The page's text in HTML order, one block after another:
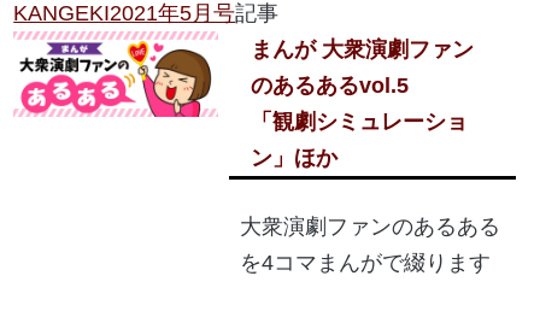
KANGEKI2021年5月号記事
まんが 大衆演劇ファン
のあるあるvol.5
「観劇シミュレーショ
ン」ほか
大衆演劇ファンのあるある
を4コマまんがで綴ります